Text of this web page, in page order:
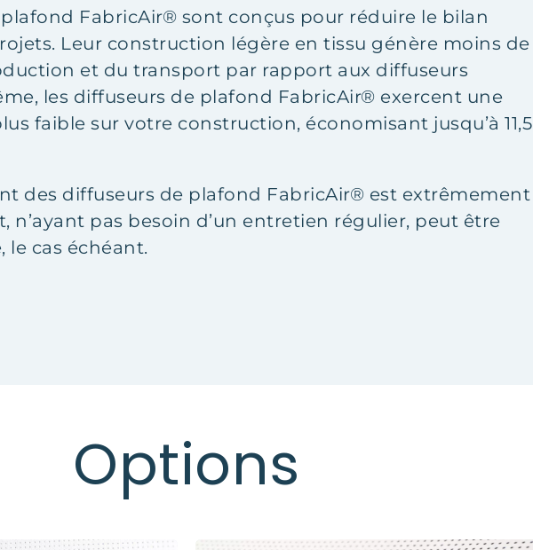
FabricAir® sont conçus pour réduire le bilan
Leur construction légère en tissu génère moins de
et du transport par rapport aux diffuseurs
les diffuseurs de plafond FabricAir® exercent une
faible sur votre construction, économisant jusqu’à 11,5
des diffuseurs de plafond FabricAir® est extrêmement
n’ayant pas besoin d’un entretien régulier, peut être
le cas échéant.
Options